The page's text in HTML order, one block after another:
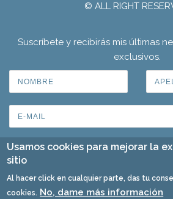
© ALL RIGHT
Suscríbete y recibirás mis últimas
exclusivos.
Usamos cookies para mejorar la
sitio
Al hacer click en cualquier parte, das tu
cookies. No, dame más información